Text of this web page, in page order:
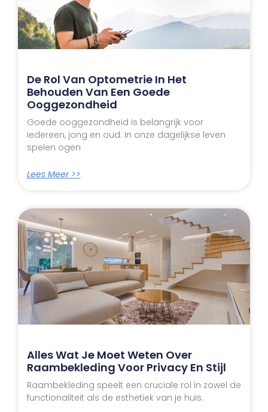
De Rol Van Optometrie In Het
Behouden Van Een Goede
Ooggezondheid
Goede ooggezondheid is belangrijk voor
iedereen, jong en oud. In onze dagelijkse leven
spelen ogen
Lees Meer >>
Alles Wat Je Moet Weten Over
Raambekleding Voor Privacy En Stijl
Raambekleding speelt een cruciale rol in zowel de
functionaliteit als de esthetiek van je huis.